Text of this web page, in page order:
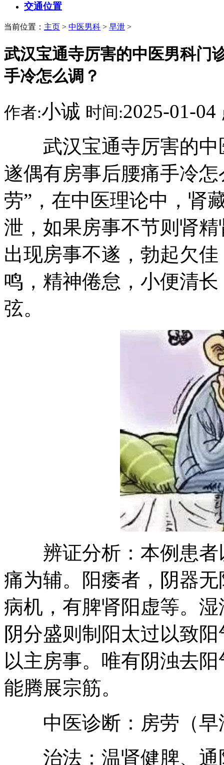
交通位置
当前位置： 主页 > 中医男科 > 早泄 >
武汉宝通寺厉害的中医男科门
手冷怎么调？
作者:小诚 时间:2025-01-04
武汉宝通寺厉害的中
遂偶有房事后腰痛手冷
劳”，在中医理论中，肾
泄，如果房事不节则肾
出现房事不遂，勃起欠
鸣，精神倦怠，小便清
弦。
辨证分析：本例患者
痛为辅。阳痿者，阴器
病机，有脾肾阳虚等。
阴分盛则制阳太过以致
以主房事。唯有阴浊去
能腾展宗筋。
中医诊断：房劳（早
治法：温肾健脾、通